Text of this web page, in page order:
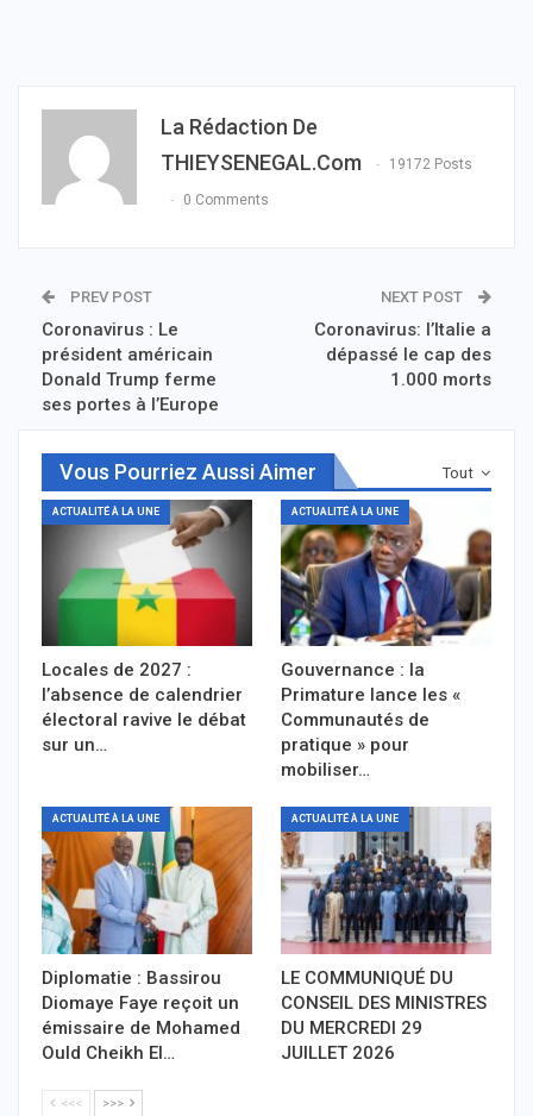
La Rédaction De
THIEYSENEGAL.com
19172 Posts
0 Comments
PREV POST
Coronavirus : Le
président américain
Donald Trump ferme
ses portes à l’Europe
NEXT POST
Coronavirus: l’Italie a
dépassé le cap des
1.000 morts
Tout
Vous Pourriez Aussi Aimer
ACTUALITÉ À LA UNE
Locales de 2027 :
l’absence de calendrier
électoral ravive le débat
sur un…
ACTUALITÉ À LA UNE
Gouvernance : la
Primature lance les «
Communautés de
pratique » pour
mobiliser…
ACTUALITÉ À LA UNE
Diplomatie : Bassirou
Diomaye Faye reçoit un
émissaire de Mohamed
Ould Cheikh El…
ACTUALITÉ À LA UNE
LE COMMUNIQUÉ DU
CONSEIL DES MINISTRES
DU MERCREDI 29
JUILLET 2026
<<< >>>